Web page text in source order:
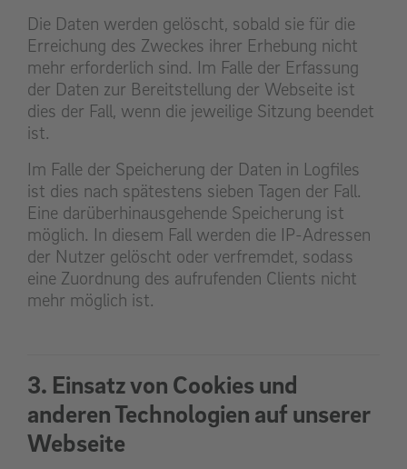
Die Daten werden gelöscht, sobald sie für die
Erreichung des Zweckes ihrer Erhebung nicht
mehr erforderlich sind. Im Falle der Erfassung
der Daten zur Bereitstellung der Webseite ist
dies der Fall, wenn die jeweilige Sitzung beendet
ist.
Im Falle der Speicherung der Daten in Logfiles
ist dies nach spätestens sieben Tagen der Fall.
Eine darüberhinausgehende Speicherung ist
möglich. In diesem Fall werden die IP-Adressen
der Nutzer gelöscht oder verfremdet, sodass
eine Zuordnung des aufrufenden Clients nicht
mehr möglich ist.
3. Einsatz von Cookies und
anderen Technologien auf unserer
Webseite